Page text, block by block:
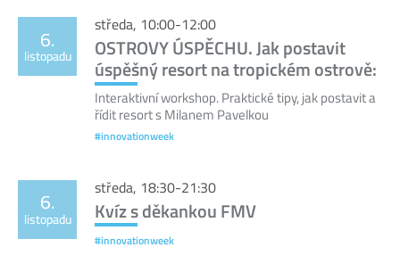
6.
listopadu
středa, 10:00-12:00
OSTROVY ÚSPĚCHU. Jak postavit
úspěšný resort na tropickém ostrově:
Interaktivní workshop. Praktické tipy, jak postavit a
řídit resort s Milanem Pavelkou
#innovationweek
6.
listopadu
středa, 18:30-21:30
Kvíz s děkankou FMV
#innovationweek